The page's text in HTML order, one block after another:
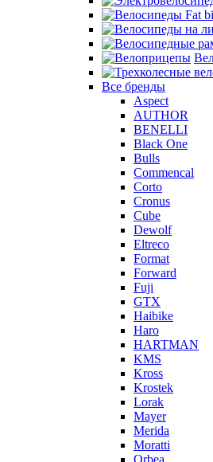
Все бренды
Aspect
AUTHOR
BENELLI
Black One
Bulls
Commencal
Corto
Cronus
Cube
Dewolf
Eltreco
Format
Forward
Fuji
GTX
Haibike
Haro
HARTMAN
KMS
Kross
Krostek
Lorak
Mayer
Merida
Moratti
Orbea